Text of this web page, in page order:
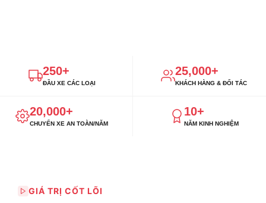
250+
ĐẦU XE CÁC LOẠI
25,000+
KHÁCH HÀNG & ĐỐI TÁC
20,000+
CHUYẾN XE AN TOÀN/NĂM
10+
NĂM KINH NGHIỆM
GIÁ TRỊ CỐT LÕI